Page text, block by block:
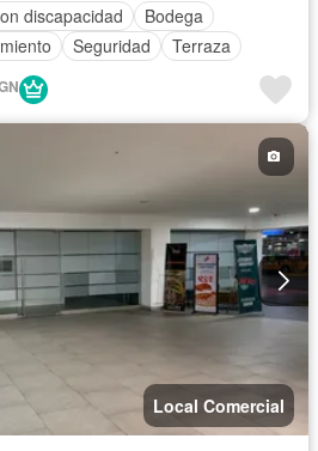
discapacidad
Bodega
Seguridad Terraza
Local Comercial